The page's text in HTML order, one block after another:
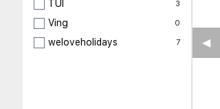
TUI 3
Ving 0
weloveholidays 7 ◀︎